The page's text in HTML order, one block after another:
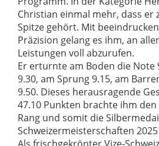
Christian einmal mehr, dass er
Spitze gehört. Mit
Präzision gelang es ihm, an
Leistungen voll abzurufen.
Er erturnte am Boden die Note
9.30, am Sprung 9.15, am
9.50. Dieses herausragende
47.10 Punkten brachte ihm
Rang und somit die
Schweizermeisterschaften